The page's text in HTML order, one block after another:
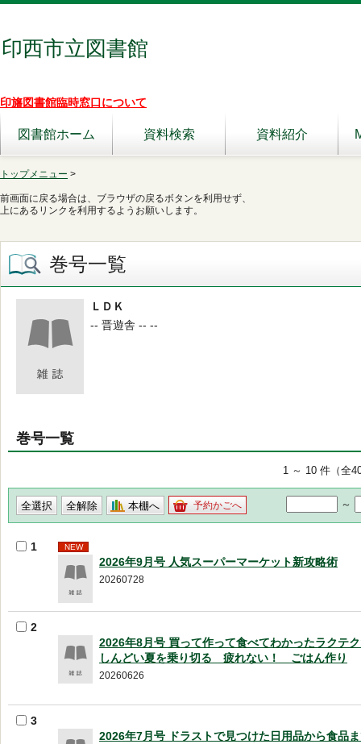
印西市立図書館
印旛図書館臨時窓口について
図書館ホーム 資料検索 資料紹介
トップメニュー >
前画面に戻る場合は、ブラウザの戻るボタンを利用せず、
上にあるリンクを利用するようお願いします。
巻号一覧
ＬＤＫ
-- 晋遊舎 -- --
巻号一覧
1 ～ 10 件（全
本棚へ 予約かごへ ～
1 NEW
2026年9月号 人気スーパーマーケット新攻略術
20260728
2
2026年8月号 買って作って食べてわかったラク
しんどい夏を乗り切る 疲れない！ ごはん作り
20260626
3
2026年7月号 ドラストで見つけた日用品から食品